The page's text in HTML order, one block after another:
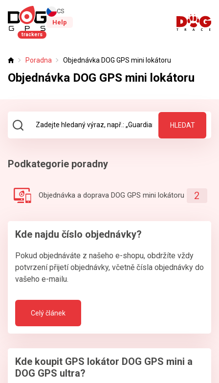
trackers
CS
Help
Úvod Poradna Objednávka DOG GPS mini lokátoru
Objednávka DOG GPS mini lokátoru
HLEDAT
Podkategorie poradny
Objednávka a doprava DOG GPS mini lokátoru 2
Kde najdu číslo objednávky?
Pokud objednáváte z našeho e-shopu, obdržíte vždy
potvrzení přijetí objednávky, včetně čísla objednávky do
vašeho e-mailu.
Celý článek
Kde koupit GPS lokátor DOG GPS mini a
DOG GPS ultra?